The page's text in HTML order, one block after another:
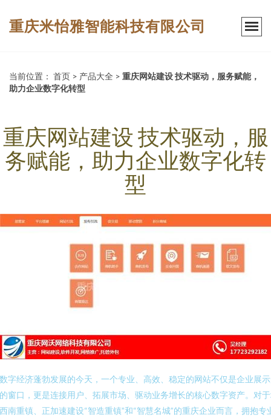
重庆米怡雅智能科技有限公司
当前位置： 首页 > 产品大全 > 重庆网站建设 技术驱动，服务赋能，
助力企业数字化转型
重庆网站建设 技术驱动，服
务赋能，助力企业数字化转
型
字经济蓬勃发展的今天，一个专业、高效、稳定的网站不仅是企业展
窗口，更是连接用户、拓展市场、驱动业务增长的核心数字资产。对
南重镇、正加速建设“智造重镇”和“智慧名城”的重庆企业而言，拥抱专